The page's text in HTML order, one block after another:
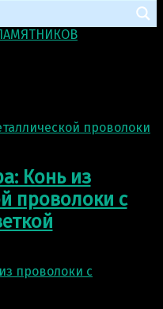
Конь из
проволоки с